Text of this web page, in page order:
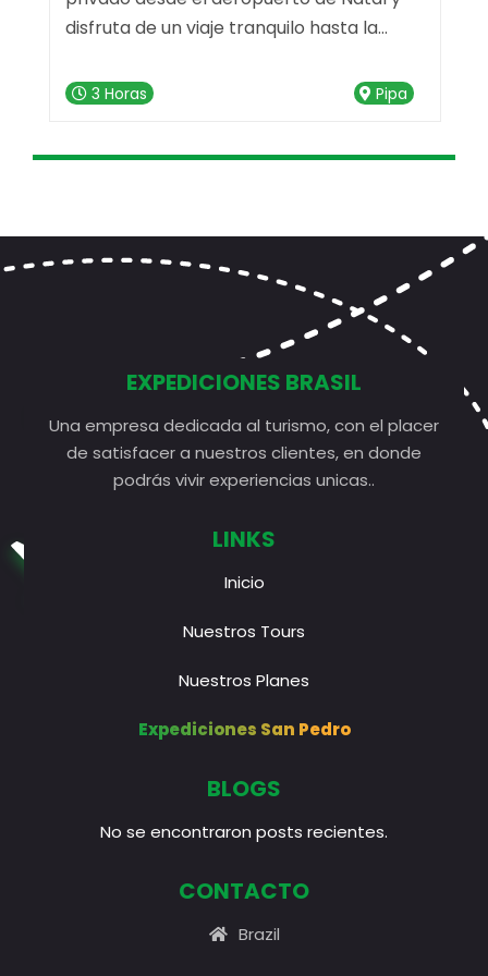
disfruta de un viaje tranquilo hasta la
servicio de transfer está listo para hacer
3 Horas Pipa
EXPEDICIONES BRASIL
Una empresa dedicada al turismo, con el placer
de satisfacer a nuestros clientes, en donde
podrás vivir experiencias unicas..
LINKS
Inicio
Nuestros Tours
Nuestros Planes
Expediciones San Pedro
BLOGS
No se encontraron posts recientes.
CONTACTO
Brazil